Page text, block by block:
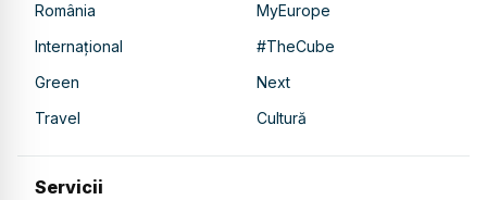
România
MyEurope
Internațional
#TheCube
Green
Next
Travel
Cultură
Servicii